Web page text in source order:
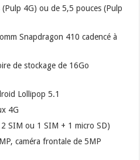
4G) ou de 5,5 pouces (Pulp
Snapdragon 410 cadencé à
de stockage de 16Go
Lollipop 5.1
4G
SIM ou 1 SIM + 1 micro SD)
caméra frontale de 5MP